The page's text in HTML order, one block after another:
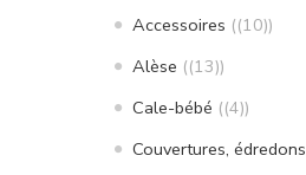
Accessoires (10)
Alèse (13)
Cale-bébé (4)
Couvertures, édredons